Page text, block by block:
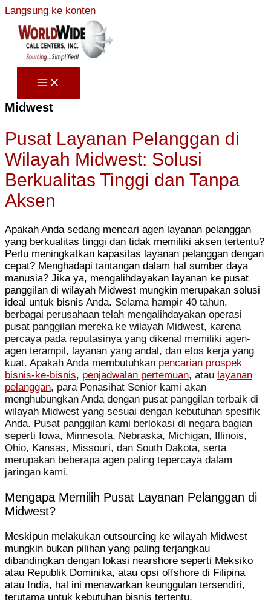
Langsung ke konten
Midwest
Pusat Layanan Pelanggan di
Wilayah Midwest: Solusi
Berkualitas Tinggi dan Tanpa
Aksen
Apakah Anda sedang mencari agen layanan pelanggan
yang berkualitas tinggi dan tidak memiliki aksen tertentu?
Perlu meningkatkan kapasitas layanan pelanggan dengan
cepat? Menghadapi tantangan dalam hal sumber daya
manusia? Jika ya, mengalihdayakan layanan ke pusat
panggilan di wilayah Midwest mungkin merupakan solusi
ideal untuk bisnis Anda. Selama hampir 40 tahun,
berbagai perusahaan telah mengalihdayakan operasi
pusat panggilan mereka ke wilayah Midwest, karena
percaya pada reputasinya yang dikenal memiliki agen-
agen terampil, layanan yang andal, dan etos kerja yang
kuat. Apakah Anda membutuhkan pencarian prospek
bisnis-ke-bisnis, penjadwalan pertemuan, atau layanan
pelanggan, para Penasihat Senior kami akan
menghubungkan Anda dengan pusat panggilan terbaik di
wilayah Midwest yang sesuai dengan kebutuhan spesifik
Anda. Pusat panggilan kami berlokasi di negara bagian
seperti Iowa, Minnesota, Nebraska, Michigan, Illinois,
Ohio, Kansas, Missouri, dan South Dakota, serta
merupakan beberapa agen paling tepercaya dalam
jaringan kami.
Mengapa Memilih Pusat Layanan Pelanggan di
Midwest?
Meskipun melakukan outsourcing ke wilayah Midwest
mungkin bukan pilihan yang paling terjangkau
dibandingkan dengan lokasi nearshore seperti Meksiko
atau Republik Dominika, atau opsi offshore di Filipina
atau India, hal ini menawarkan keunggulan tersendiri,
terutama untuk kebutuhan bisnis tertentu.